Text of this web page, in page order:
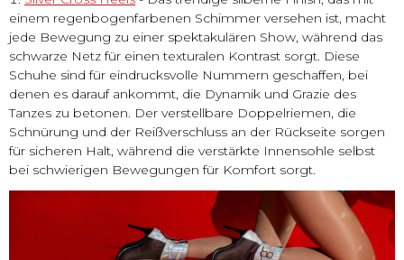
einem regenbogenfarbenen Schimmer versehen ist, macht
jede Bewegung zu einer spektakulären Show, während das
schwarze Netz für einen texturalen Kontrast sorgt. Diese
Schuhe sind für eindrucksvolle Nummern geschaffen, bei
denen es darauf ankommt, die Dynamik und Grazie des
Tanzes zu betonen. Der verstellbare Doppelriemen, die
Schnürung und der Reißverschluss an der Rückseite sorgen
für sicheren Halt, während die verstärkte Innensohle selbst
bei schwierigen Bewegungen für Komfort sorgt.